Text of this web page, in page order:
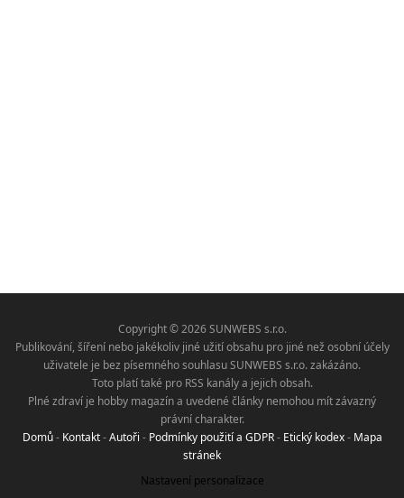
Copyright © 2026 SUNWEBS s.r.o.
Publikování, šíření nebo jakékoliv jiné užití obsahu pro jiné než osobní účely
uživatele je bez písemného souhlasu SUNWEBS s.r.o. zakázáno.
Toto platí také pro RSS kanály a jejich obsah.
Plné zdraví je hobby magazín a uvedené články nemohou mít závazný
právní charakter.
Domů- Kontakt-Autoři - Podmínky použití a GDPR- Etický kodex- Mapa
stránek
Nastavení personalizace